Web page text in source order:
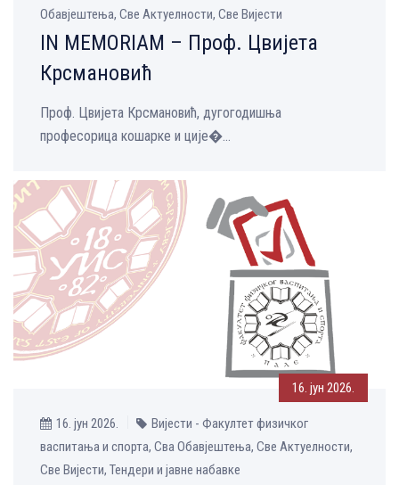
Обавјештења, Све Aктуелности, Све Вијести
IN MEMORIAM – Проф. Цвијета
Крсмановић
Проф. Цвијета Крсмановић, дугогодишња
професорица кошарке и ције�...
16. јун 2026.
16. јун 2026.
Вијести - Факултет физичког
васпитања и спорта, Сва Обавјештења, Све Aктуелности,
Све Вијести, Тендери и јавне набавке